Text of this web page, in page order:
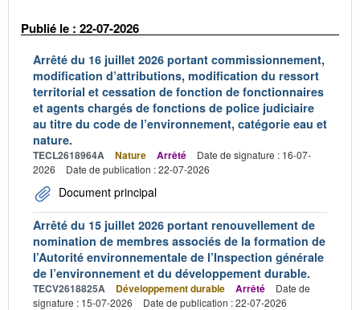
Publié le : 22-07-2026
Arrêté du 16 juillet 2026 portant commissionnement,
modification d’attributions, modification du ressort
territorial et cessation de fonction de fonctionnaires
et agents chargés de fonctions de police judiciaire
au titre du code de l’environnement, catégorie eau et
nature.
TECL2618964A Nature Arrêté
Date de signature : 16-07-
2026
Date de publication : 22-07-2026
Document principal
Arrêté du 15 juillet 2026 portant renouvellement de
nomination de membres associés de la formation de
l’Autorité environnementale de l’Inspection générale
de l’environnement et du développement durable.
TECV2618825A Développement durable Arrêté
Date de
signature : 15-07-2026
Date de publication : 22-07-2026